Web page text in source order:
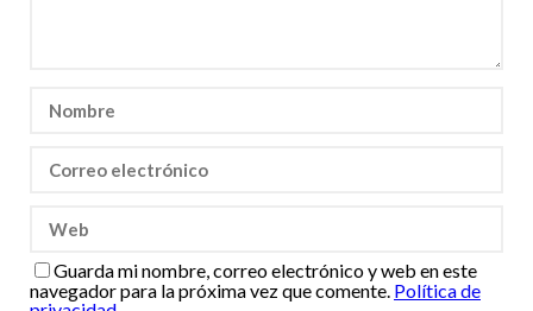
Guarda mi nombre, correo electrónico y web en este
navegador para la próxima vez que comente. Política de